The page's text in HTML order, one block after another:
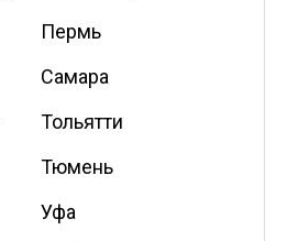
Пермь
Самара
Тольятти
Тюмень
Уфа